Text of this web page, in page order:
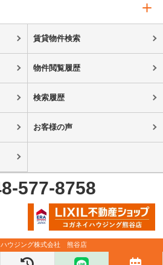
賃貸物件検索
物件閲覧履歴
検索履歴
お客様の声
577-8758
ウジング株式会社 熊谷店